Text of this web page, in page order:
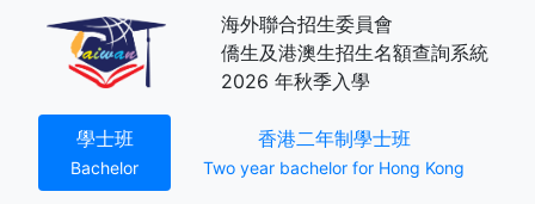
海外聯合招生委員會
僑生及港澳生招生名額查詢系統
2026 年秋季入學
學士班(current)
Bachelor
香港二年制學士班(current)
Two year bachelor for Hong Kong